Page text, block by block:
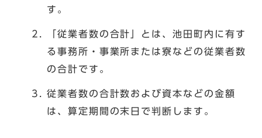
す。
「従業者数の合計」とは、池田町内に有す
る事務所・事業所または寮などの従業者数
の合計です。
従業者数の合計数および資本などの金額
は、算定期間の末日で判断します。